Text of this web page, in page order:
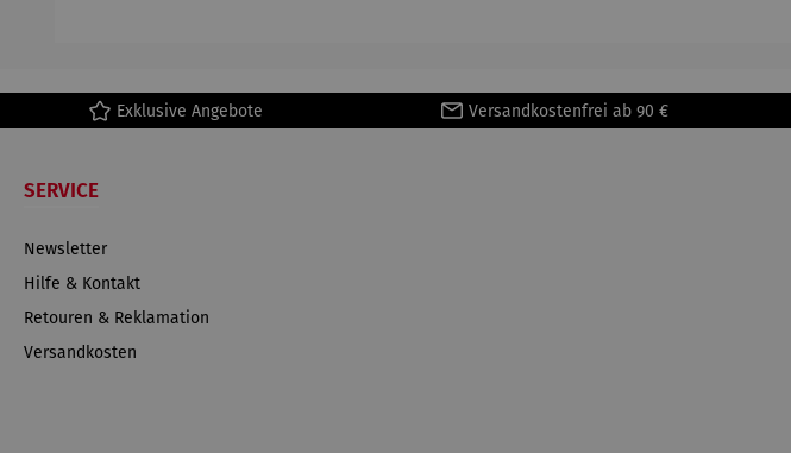
Exklusive Angebote Versandkostenfrei ab 90 €
SERVICE
Newsletter
Hilfe & Kontakt
Retouren & Reklamation
Versandkosten